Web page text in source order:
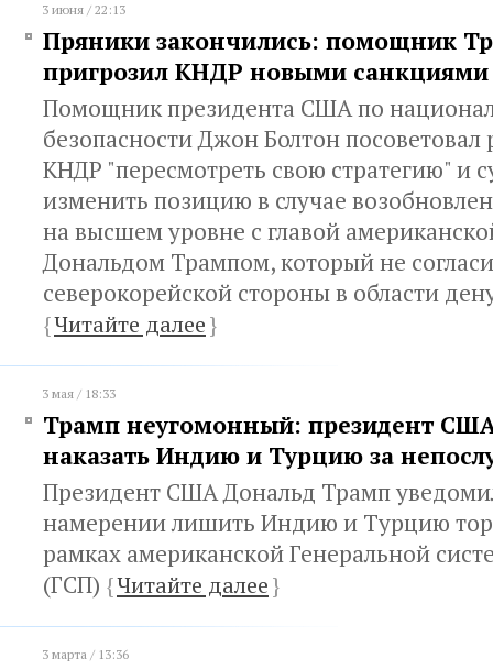
3 июня / 22:13
Пряники закончились: помощник
пригрозил КНДР новыми санкциями
Помощник президента США по
безопасности Джон Болтон посоветовал
КНДР "пересмотреть свою стратегию" и
изменить позицию в случае
на высшем уровне с главой
Дональдом Трампом, который не
северокорейской стороны в области
{Читайте далее}
3 мая / 18:33
Трамп неугомонный: президент
наказать Индию и Турцию за
Президент США Дональд Трамп
намерении лишить Индию и Турцию
рамках американской Генеральной
(ГСП) {Читайте далее}
3 марта / 13:36